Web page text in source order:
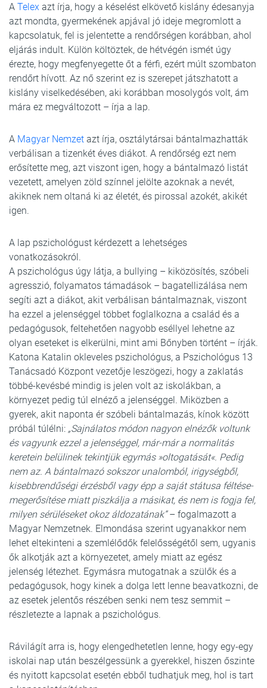
A Telex azt írja, hogy a késelést elkövető kislány édesanyja
azt mondta, gyermekének apjával jó ideje megromlott a
kapcsolatuk, fel is jelentette a rendőrségen korábban, ahol
eljárás indult. Külön költöztek, de hétvégén ismét úgy
érezte, hogy megfenyegette őt a férfi, ezért múlt szombaton
rendőrt hívott. Az nő szerint ez is szerepet játszhatott a
kislány viselkedésében, aki korábban mosolygós volt, ám
mára ez megváltozott – írja a lap.
A Magyar Nemzet azt írja, osztálytársai bántalmazhatták
verbálisan a tizenkét éves diákot. A rendőrség ezt nem
erősítette meg, azt viszont igen, hogy a bántalmazó listát
vezetett, amelyen zöld színnel jelölte azoknak a nevét,
akiknek nem oltaná ki az életét, és pirossal azokét, akikét
igen.
A lap pszichológust kérdezett a lehetséges
vonatkozásokról.
A pszichológus úgy látja, a bullying – kiközösítés, szóbeli
agresszió, folyamatos támadások – bagatellizálása nem
segíti azt a diákot, akit verbálisan bántalmaznak, viszont
ha ezzel a jelenséggel többet foglalkozna a család és a
pedagógusok, feltehetően nagyobb eséllyel lehetne az
olyan eseteket is elkerülni, mint ami Bőnyben történt – írják.
Katona Katalin okleveles pszichológus, a Pszichológus 13
Tanácsadó Központ vezetője leszögezi, hogy a zaklatás
többé-kevésbé mindig is jelen volt az iskolákban, a
környezet pedig túl elnéző a jelenséggel. Miközben a
gyerek, akit naponta ér szóbeli bántalmazás, kínok között
próbál túlélni: „Sajnálatos módon nagyon elnézők voltunk
és vagyunk ezzel a jelenséggel, már-már a normalitás
keretein belülinek tekintjük egymás »oltogatását«. Pedig
nem az. A bántalmazó sokszor unalomból, irigységből,
kisebbrendűségi érzésből vagy épp a saját státusa féltése-
megerősítése miatt piszkálja a másikat, és nem is fogja fel,
milyen sérüléseket okoz áldozatának”– fogalmazott a
Magyar Nemzetnek. Elmondása szerint ugyanakkor nem
lehet eltekinteni a szemlélődők felelősségétől sem, ugyanis
ők alkotják azt a környezetet, amely miatt az egész
jelenség létezhet. Egymásra mutogatnak a szülők és a
pedagógusok, hogy kinek a dolga lett lenne beavatkozni, de
az esetek jelentős részében senki nem tesz semmit –
részletezte a lapnak a pszichológus.
Rávilágít arra is, hogy elengedhetetlen lenne, hogy egy-egy
iskolai nap után beszélgessünk a gyerekkel, hiszen őszinte
és nyitott kapcsolat esetén ebből tudhatjuk meg, hol is tart